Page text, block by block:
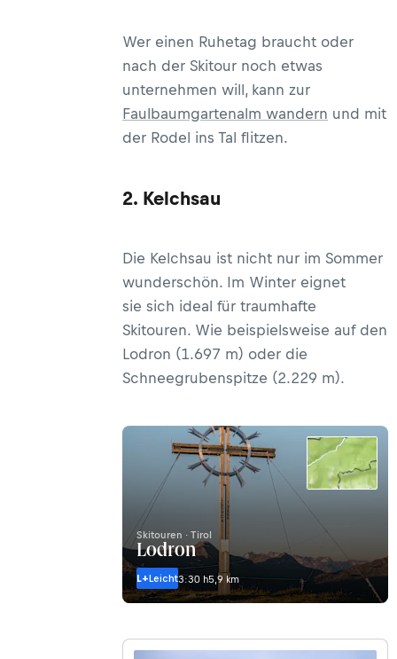
Wer einen Ruhetag braucht oder
nach der Skitour noch etwas
unternehmen will, kann zur
Faulbaumgartenalm wandern und mit
der Rodel ins Tal flitzen.
2. Kelchsau
Die Kelchsau ist nicht nur im Sommer
wunderschön. Im Winter eignet
sie sich ideal für traumhafte
Skitouren. Wie beispielsweise auf den
Lodron (1.697 m) oder die
Schneegrubenspitze (2.229 m).
Skitouren · Tirol
Lodron
L+Leicht3:30 h5,9 km